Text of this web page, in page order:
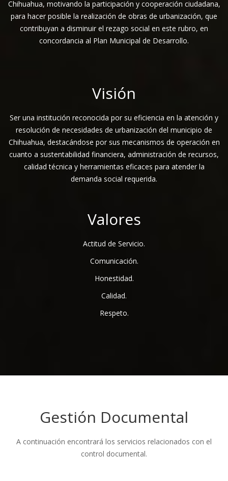
Chihuahua, motivando la participación y cooperación ciudadana,
para hacer posible la realización de obras de urbanización, que
contribuyan a disminuir el rezago social en este rubro, en
concordancia al Plan Municipal de Desarrollo.
Visión
Ser una institución reconocida por su eficiencia en la atención y
resolución de necesidades de urbanización del municipio de
Chihuahua, destacándose por sus mecanismos de operación en
cuanto a sustentabilidad financiera, administración de recursos,
calidad técnica y herramientas eficaces para atender la
demanda social requerida.
Valores
Actitud de Servicio.
Comunicación.
Honestidad.
Calidad.
Respeto.
Gestión Documental
A continuación encontrará los servicios relacionados con el
control documental.